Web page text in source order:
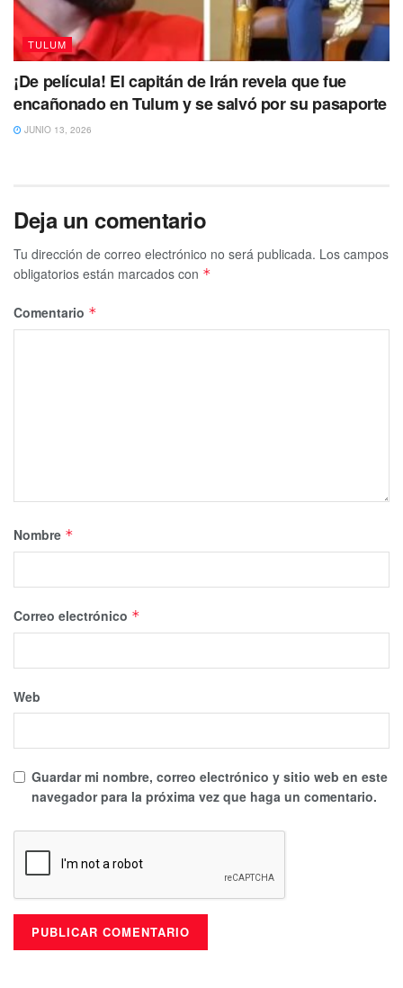
TULUM
¡De película! El capitán de Irán revela que fue
encañonado en Tulum y se salvó por su pasaporte
JUNIO 13, 2026
Deja un comentario
Tu dirección de correo electrónico no será publicada. Los campos
obligatorios están marcados con *
Comentario *
Nombre *
Correo electrónico *
Web
Guardar mi nombre, correo electrónico y sitio web en este
navegador para la próxima vez que haga un comentario.